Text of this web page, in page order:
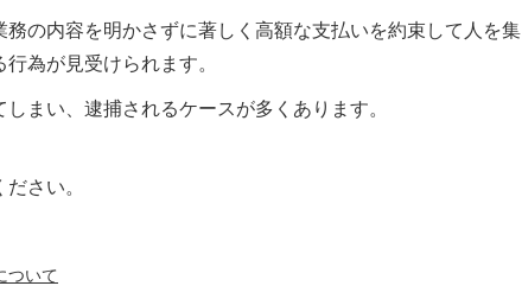
の内容を明かさずに著しく高額な支払いを約束して人を集
為が見受けられます。
まい、逮捕されるケースが多くあります。
さい。
ついて